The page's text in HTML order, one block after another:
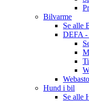
Bilvarme
Se alle
DEFA -
Hund i bil
Se alle